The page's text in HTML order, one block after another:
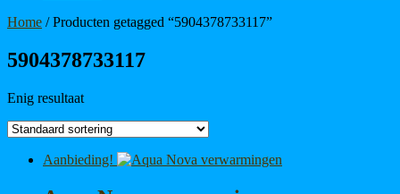
Home / Producten getagged “5904378733117”
5904378733117
Enig resultaat
Aanbieding!